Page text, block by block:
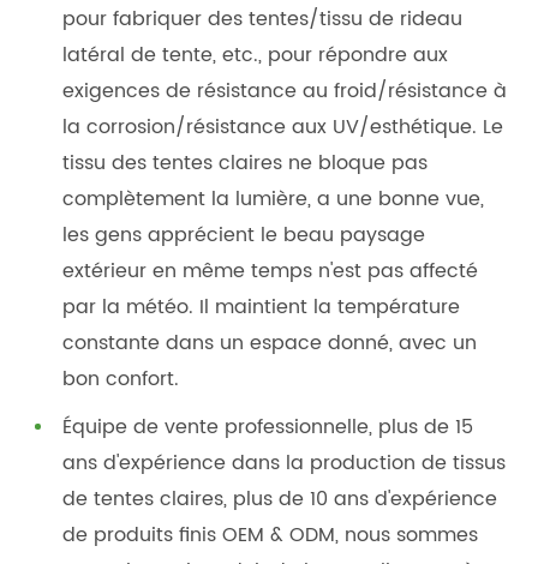
pour fabriquer des tentes/tissu de rideau
latéral de tente, etc., pour répondre aux
exigences de résistance au froid/résistance à
la corrosion/résistance aux UV/esthétique. Le
tissu des tentes claires ne bloque pas
complètement la lumière, a une bonne vue,
les gens apprécient le beau paysage
extérieur en même temps n'est pas affecté
par la météo. Il maintient la température
constante dans un espace donné, avec un
bon confort.
Équipe de vente professionnelle, plus de 15
ans d'expérience dans la production de tissus
de tentes claires, plus de 10 ans d'expérience
de produits finis OEM & ODM, nous sommes